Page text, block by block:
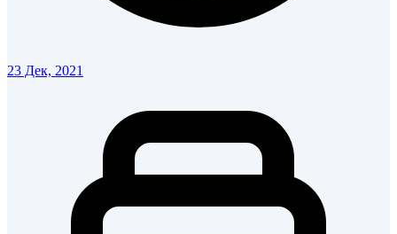
23 Дек, 2021